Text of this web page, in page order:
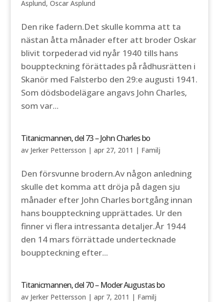
Asplund, Oscar Asplund
Den rike fadern.Det skulle komma att ta
nästan åtta månader efter att broder Oskar
blivit torpederad vid nyår 1940 tills hans
bouppteckning förättades på rådhusrätten i
Skanör med Falsterbo den 29:e augusti 1941.
Som dödsbodelägare angavs John Charles,
som var...
Titanicmannen, del 73 – John Charles bo
av Jerker Pettersson | apr 27, 2011 | Familj
Den försvunne brodern.Av någon anledning
skulle det komma att dröja på dagen sju
månader efter John Charles bortgång innan
hans bouppteckning upprättades. Ur den
finner vi flera intressanta detaljer.År 1944
den 14 mars förrättade undertecknade
bouppteckning efter...
Titanicmannen, del 70 – Moder Augustas bo
av Jerker Pettersson | apr 7, 2011 | Familj